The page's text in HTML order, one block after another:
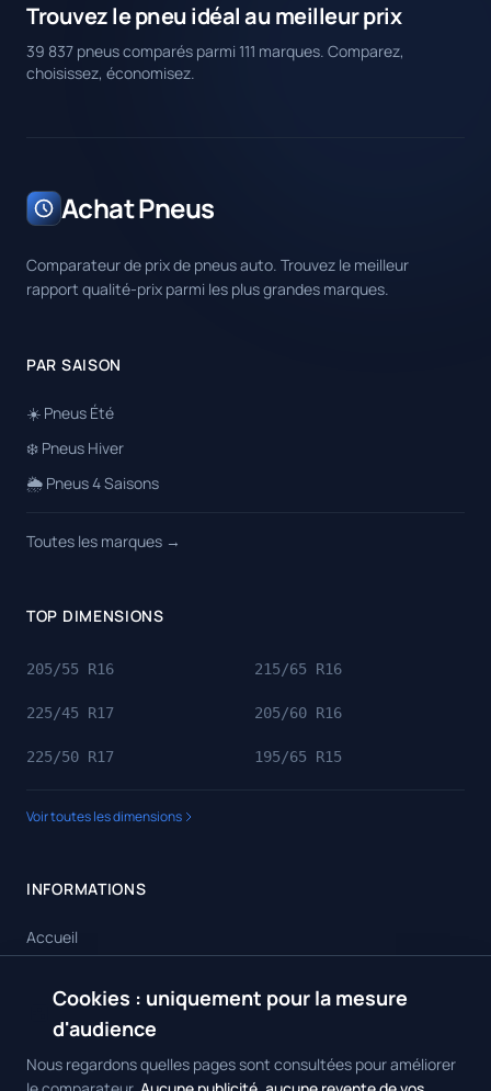
Trouvez le pneu idéal au meilleur prix
39 837 pneus comparés parmi 111 marques. Comparez,
choisissez, économisez.
Achat Pneus
Comparateur de prix de pneus auto. Trouvez le meilleur
rapport qualité-prix parmi les plus grandes marques.
PAR SAISON
☀️ Pneus Été
❄️ Pneus Hiver
🌦️ Pneus 4 Saisons
Toutes les marques →
TOP DIMENSIONS
205/55 R16 215/65 R16
225/45 R17 205/60 R16
225/50 R17 195/65 R15
Voir toutes les dimensions
INFORMATIONS
Accueil
Toutes les marques
Contact
Cookies : uniquement pour la mesure
d'audience
Nous regardons quelles pages sont consultées pour améliorer